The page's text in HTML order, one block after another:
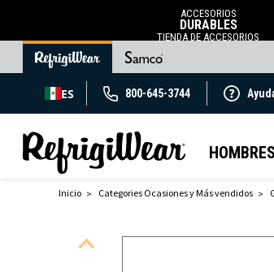
ACCESORIOS
DURABLES
TIENDA DE ACCESORIOS
ES 800-645-3744
HOMBRES
Inicio Categories Ocasiones y Más vendidos